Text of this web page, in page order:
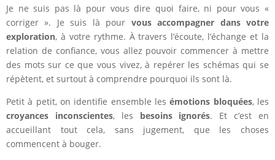
Je ne suis pas là pour vous dire quoi faire, ni pour vous «
corriger ». Je suis là pour vous accompagner dans votre
exploration, à votre rythme. À travers l’écoute, l’échange et la
relation de confiance, vous allez pouvoir commencer à mettre
des mots sur ce que vous vivez, à repérer les schémas qui se
répètent, et surtout à comprendre pourquoi ils sont là.
Petit à petit, on identifie ensemble lesémotions bloquées, les
croyances inconscientes, les besoins ignorés. Et c’est en
accueillant tout cela, sans jugement, que les choses
commencent à bouger.